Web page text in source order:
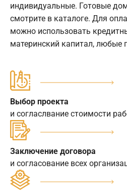
индивидуальные. Готовые
смотрите в каталоге. Для
можно использовать
материнский капитал, любые
Выбор проекта
и согласлвание стоимости
Заключение договора
и согласование всех